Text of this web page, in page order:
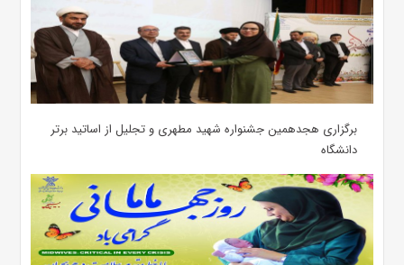
برگزاری هجدهمین جشنواره شهید مطهری و تجلیل از اساتید برتر
دانشگاه